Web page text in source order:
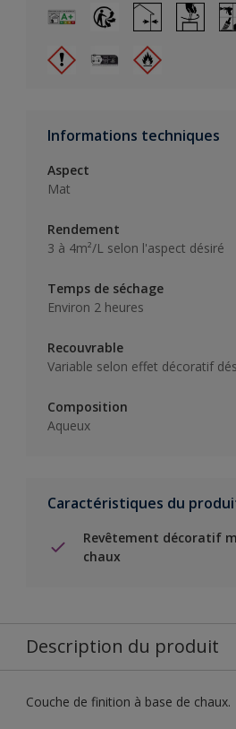
Informations techniques
Aspect
Mat
Rendement
3 à 4m²/L selon l'aspect désiré
Temps de séchage
Environ 2 heures
Recouvrable
Variable selon effet décoratif
Composition
Aqueux
Caractéristiques du
Revêtement décoratif
chaux
Description du produit
Couche de finition à base de chaux.